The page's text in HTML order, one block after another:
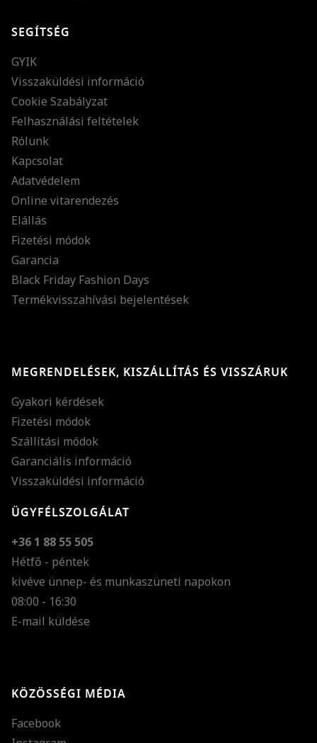
SEGÍTSÉG
GYIK
Visszaküldési információ
Cookie Szabályzat
Felhasználási feltételek
Rólunk
Kapcsolat
Adatvédelem
Online vitarendezés
Elállás
Fizetési módok
Garancia
Black Friday Fashion Days
Termékvisszahívási bejelentések
MEGRENDELÉSEK, KISZÁLLÍTÁS ÉS VISSZÁRUK
Gyakori kérdések
Fizetési módok
Szállítási módok
Garanciális információ
Visszaküldési információ
ÜGYFÉLSZOLGÁLAT
+36 1 88 55 505
Hétfő - péntek
kivéve ünnep- és munkaszüneti napokon
08:00 - 16:30
E-mail küldése
KÖZÖSSÉGI MÉDIA
Facebook